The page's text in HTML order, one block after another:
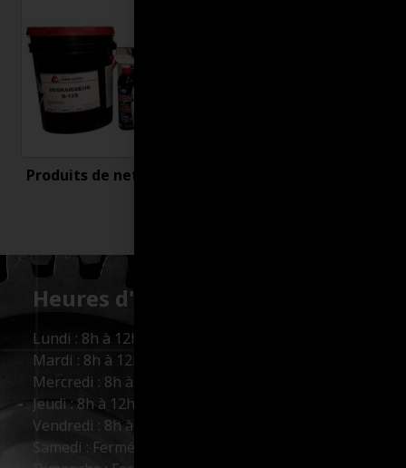
Produits de nettoyage
Heures d'ouverture :
Lundi : 8h à 12h et 13h à 17h
Mardi : 8h à 12h et 13h à 17h
Mercredi : 8h à 12h et 13h à 17h
Jeudi : 8h à 12h et 13h à 17h
Vendredi : 8h à 12h et 13h à 16h
Samedi : Fermé